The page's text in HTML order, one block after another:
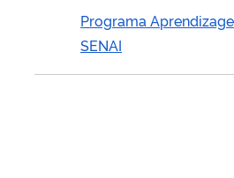
Programa
SENAI